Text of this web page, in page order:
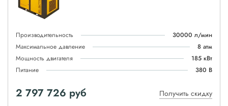
Производительность
30000 л/мин
Максимальное давление
8 атм
Мощность двигателя
185 кВт
Питание
380 В
2 797 726 руб Получить скидку